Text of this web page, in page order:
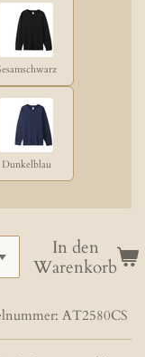
Dunkelblau
In den
Warenkorb
AT2580CS